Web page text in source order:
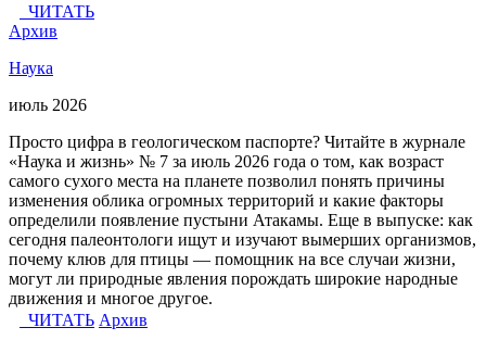
ЧИТАТЬ
Архив
Наука
июль 2026
Просто цифра в геологическом паспорте? Читайте в журнале
«Наука и жизнь» № 7 за июль 2026 года о том, как возраст
самого сухого места на планете позволил понять причины
изменения облика огромных территорий и какие факторы
определили появление пустыни Атакамы. Еще в выпуске: как
сегодня палеонтологи ищут и изучают вымерших организмов,
почему клюв для птицы — помощник на все случаи жизни,
могут ли природные явления порождать широкие народные
движения и многое другое.
ЧИТАТЬ Архив